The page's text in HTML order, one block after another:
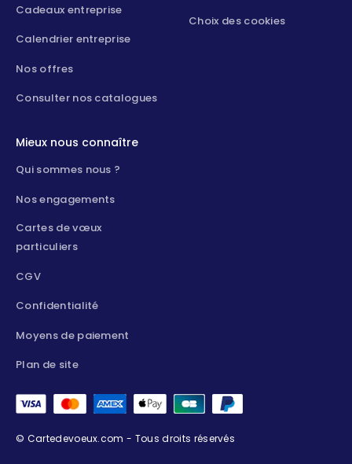
Cadeaux entreprise
Calendrier entreprise
Nos offres
Consulter nos catalogues
Choix des cookies
Mieux nous connaître
Qui sommes nous ?
Nos engagements
Cartes de vœux
particuliers
CGV
Confidentialité
Moyens de paiement
Plan de site
© Cartedevoeux.com - Tous droits réservés